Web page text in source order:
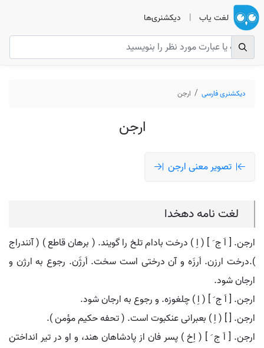
لغت یاب | دیکشنری‌ها
دیکشنری فارسی ارجن
ارجن
تصویر معنی ارجن
لغت نامه دهخدا
ارجن. [ اَ ج َ ] ( اِ ) درخت بادام تلخ را گویند. ( برهان قاطع ) ( آنندراج
).درخت ارزن. اَرزَه و آن درختی است سخت. اَرژَن. رجوع به ارژن و
ارجان شود.
ارجن. [ اَ ج َ ] ( اِ ) چلغوزه. و رجوع به ارجان شود.
ارجن. [ ] ( اِ ) بعبرانی عنکبوت است. ( تحفه حکیم مؤمن ).
ارجن. [ اَ ج َ ] ( اِخ ) پسر فان از پادشاهان هند، و او در تیر انداختن